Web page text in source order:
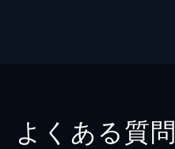
よくある質問